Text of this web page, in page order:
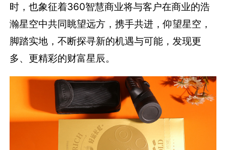
时，也象征着360智慧商业将与客户在商业的浩
瀚星空中共同眺望远方，携手共进，仰望星空，
脚踏实地，不断探寻新的机遇与可能，发现更
多、更精彩的财富星辰。